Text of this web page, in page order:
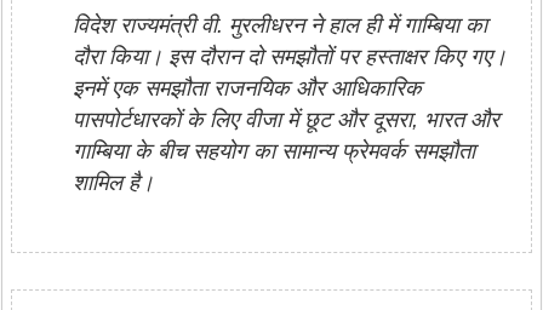
विदेश राज्यमंत्री वी. मुरलीधरन ने हाल ही में गाम्बिया का
दौरा किया। इस दौरान दो समझौतों पर हस्ताक्षर किए गए।
इनमें एक समझौता राजनयिक और आधिकारिक
पासपोर्टधारकों के लिए वीजा में छूट और दूसरा, भारत और
गाम्बिया के बीच सहयोग का सामान्य फ्रेमवर्क समझौता
शामिल है।